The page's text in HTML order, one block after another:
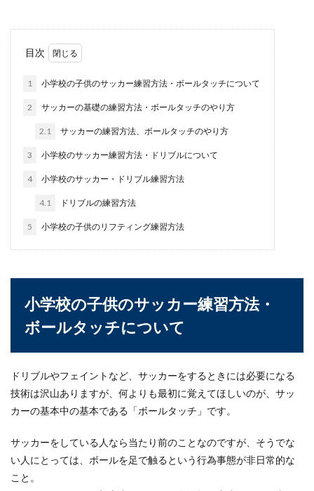
リフティングの練習は子供の頃から始
「子供のリフティングがなかなか上達しない！何
か良い練習方法はないのかな」と頭を悩ませてい
る親御さんも...
【柔道の競技人口について】世界の中
で日本より多い国とは
柔道は日本の代表的な武道ですが、オリンピック
などの国際大会で必ずしも日本人がメダルを獲得
膝強化のための筋トレにはチューブが
最適！そのやり方を教えます
に太ももの筋肉を鍛えればよいことはわかってい
ても、そのや...
卓球小学生に練習をさせるならこの方
目次
1 小学校の子供のサッカー練習方法・ボールタッチについて
2 サッカーの基礎の練習方法・ボールタッチのやり方
2.1 サッカーの練習方法、ボールタッチのやり方
3 小学校のサッカー練習方法・ドリブルについて
4 小学校のサッカー・ドリブル練習方法
4.1 ドリブルの練習方法
5 小学校の子供のリフティング練習方法
小学校の子供のサッカー練習方法・
ボールタッチについて
ドリブルやフェイントなど、サッカーをするときには必要になる
技術は沢山ありますが、何よりも最初に覚えてほしいのが、サッ
カーの基本中の基本である「ボールタッチ」です。
サッカーをしている人なら当たり前のことなのですが、そうでな
い人にとっては、ボールを足で触るという行為事態が非日常的な
こと。